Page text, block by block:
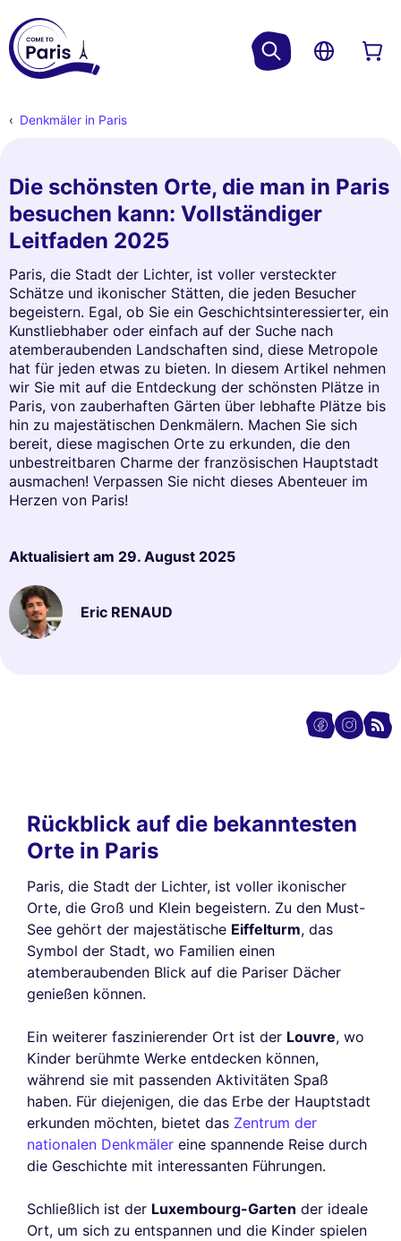
Denkmäler in Paris
Die schönsten Orte, die man in Paris
besuchen kann: Vollständiger
Leitfaden 2025
Paris, die Stadt der Lichter, ist voller versteckter
Schätze und ikonischer Stätten, die jeden Besucher
begeistern. Egal, ob Sie ein Geschichtsinteressierter, ein
Kunstliebhaber oder einfach auf der Suche nach
atemberaubenden Landschaften sind, diese Metropole
hat für jeden etwas zu bieten. In diesem Artikel nehmen
wir Sie mit auf die Entdeckung der schönsten Plätze in
Paris, von zauberhaften Gärten über lebhafte Plätze bis
hin zu majestätischen Denkmälern. Machen Sie sich
bereit, diese magischen Orte zu erkunden, die den
unbestreitbaren Charme der französischen Hauptstadt
ausmachen! Verpassen Sie nicht dieses Abenteuer im
Herzen von Paris!
Aktualisiert am 29. August 2025
Eric RENAUD
Rückblick auf die bekanntesten
Orte in Paris
Paris, die Stadt der Lichter, ist voller ikonischer
Orte, die Groß und Klein begeistern. Zu den Must-
See gehört der majestätische Eiffelturm, das
Symbol der Stadt, wo Familien einen
atemberaubenden Blick auf die Pariser Dächer
genießen können.
Ein weiterer faszinierender Ort ist der Louvre, wo
Kinder berühmte Werke entdecken können,
während sie mit passenden Aktivitäten Spaß
haben. Für diejenigen, die das Erbe der Hauptstadt
erkunden möchten, bietet das Zentrum der
nationalen Denkmäler eine spannende Reise durch
die Geschichte mit interessanten Führungen.
Schließlich ist der Luxembourg-Garten der ideale
Ort, um sich zu entspannen und die Kinder spielen